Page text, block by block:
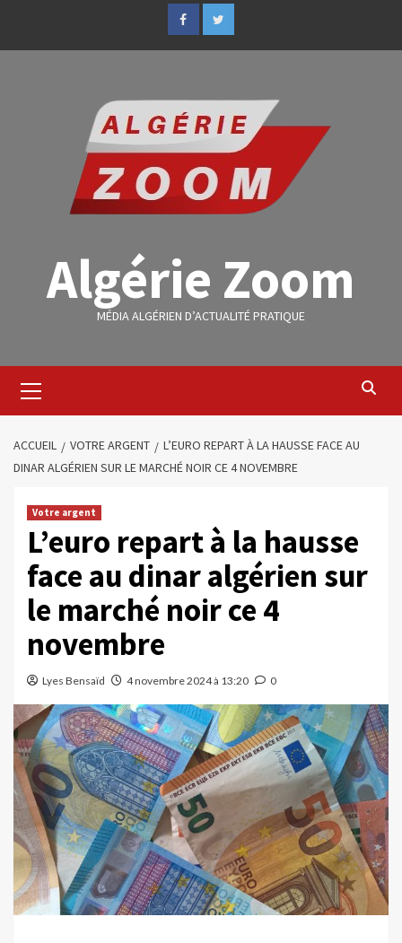
Algérie Zoom
MÉDIA ALGÉRIEN D’ACTUALITÉ PRATIQUE
ACCUEIL VOTRE ARGENT
L’EURO REPART À LA HAUSSE FACE AU
DINAR ALGÉRIEN SUR LE MARCHÉ NOIR CE 4 NOVEMBRE
Votre argent
L’euro repart à la hausse
face au dinar algérien sur
le marché noir ce 4
novembre
Lyes Bensaïd 4 novembre 2024 à 13:20 0